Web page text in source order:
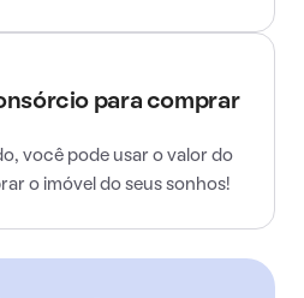
para comprar
você pode usar o valor do
o imóvel do seus sonhos!